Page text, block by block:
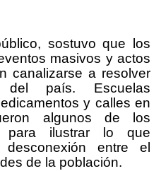
sostuvo que los
masivos y actos
canalizarse a resolver
del país. Escuelas
y calles en
algunos de los
para ilustrar lo que
entre el
de la población.